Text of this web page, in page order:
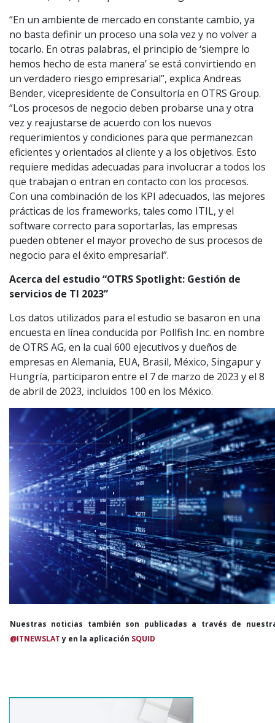
“En un ambiente de mercado en constante cambio, ya
no basta definir un proceso una sola vez y no volver a
tocarlo. En otras palabras, el principio de ‘siempre lo
hemos hecho de esta manera’ se está convirtiendo en
un verdadero riesgo empresarial”, explica Andreas
Bender, vicepresidente de Consultoría en OTRS Group.
“Los procesos de negocio deben probarse una y otra
vez y reajustarse de acuerdo con los nuevos
requerimientos y condiciones para que permanezcan
eficientes y orientados al cliente y a los objetivos. Esto
requiere medidas adecuadas para involucrar a todos los
que trabajan o entran en contacto con los procesos.
Con una combinación de los KPI adecuados, las mejores
prácticas de los frameworks, tales como ITIL, y el
software correcto para soportarlas, las empresas
pueden obtener el mayor provecho de sus procesos de
negocio para el éxito empresarial”.
Acerca del estudio “OTRS Spotlight: Gestión de
servicios de TI 2023”
Los datos utilizados para el estudio se basaron en una
encuesta en línea conducida por Pollfish Inc. en nombre
de OTRS AG, en la cual 600 ejecutivos y dueños de
empresas en Alemania, EUA, Brasil, México, Singapur y
Hungría, participaron entre el 7 de marzo de 2023 y el 8
de abril de 2023, incluidos 100 en los México.
Nuestras noticias también son publicadas a través de
@ITNEWSLATy en la aplicación SQUID